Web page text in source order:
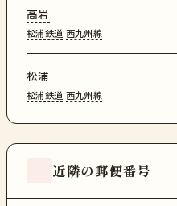
高岩
松浦鉄道 西九州線
松浦
松浦鉄道 西九州線
近隣の郵便番号